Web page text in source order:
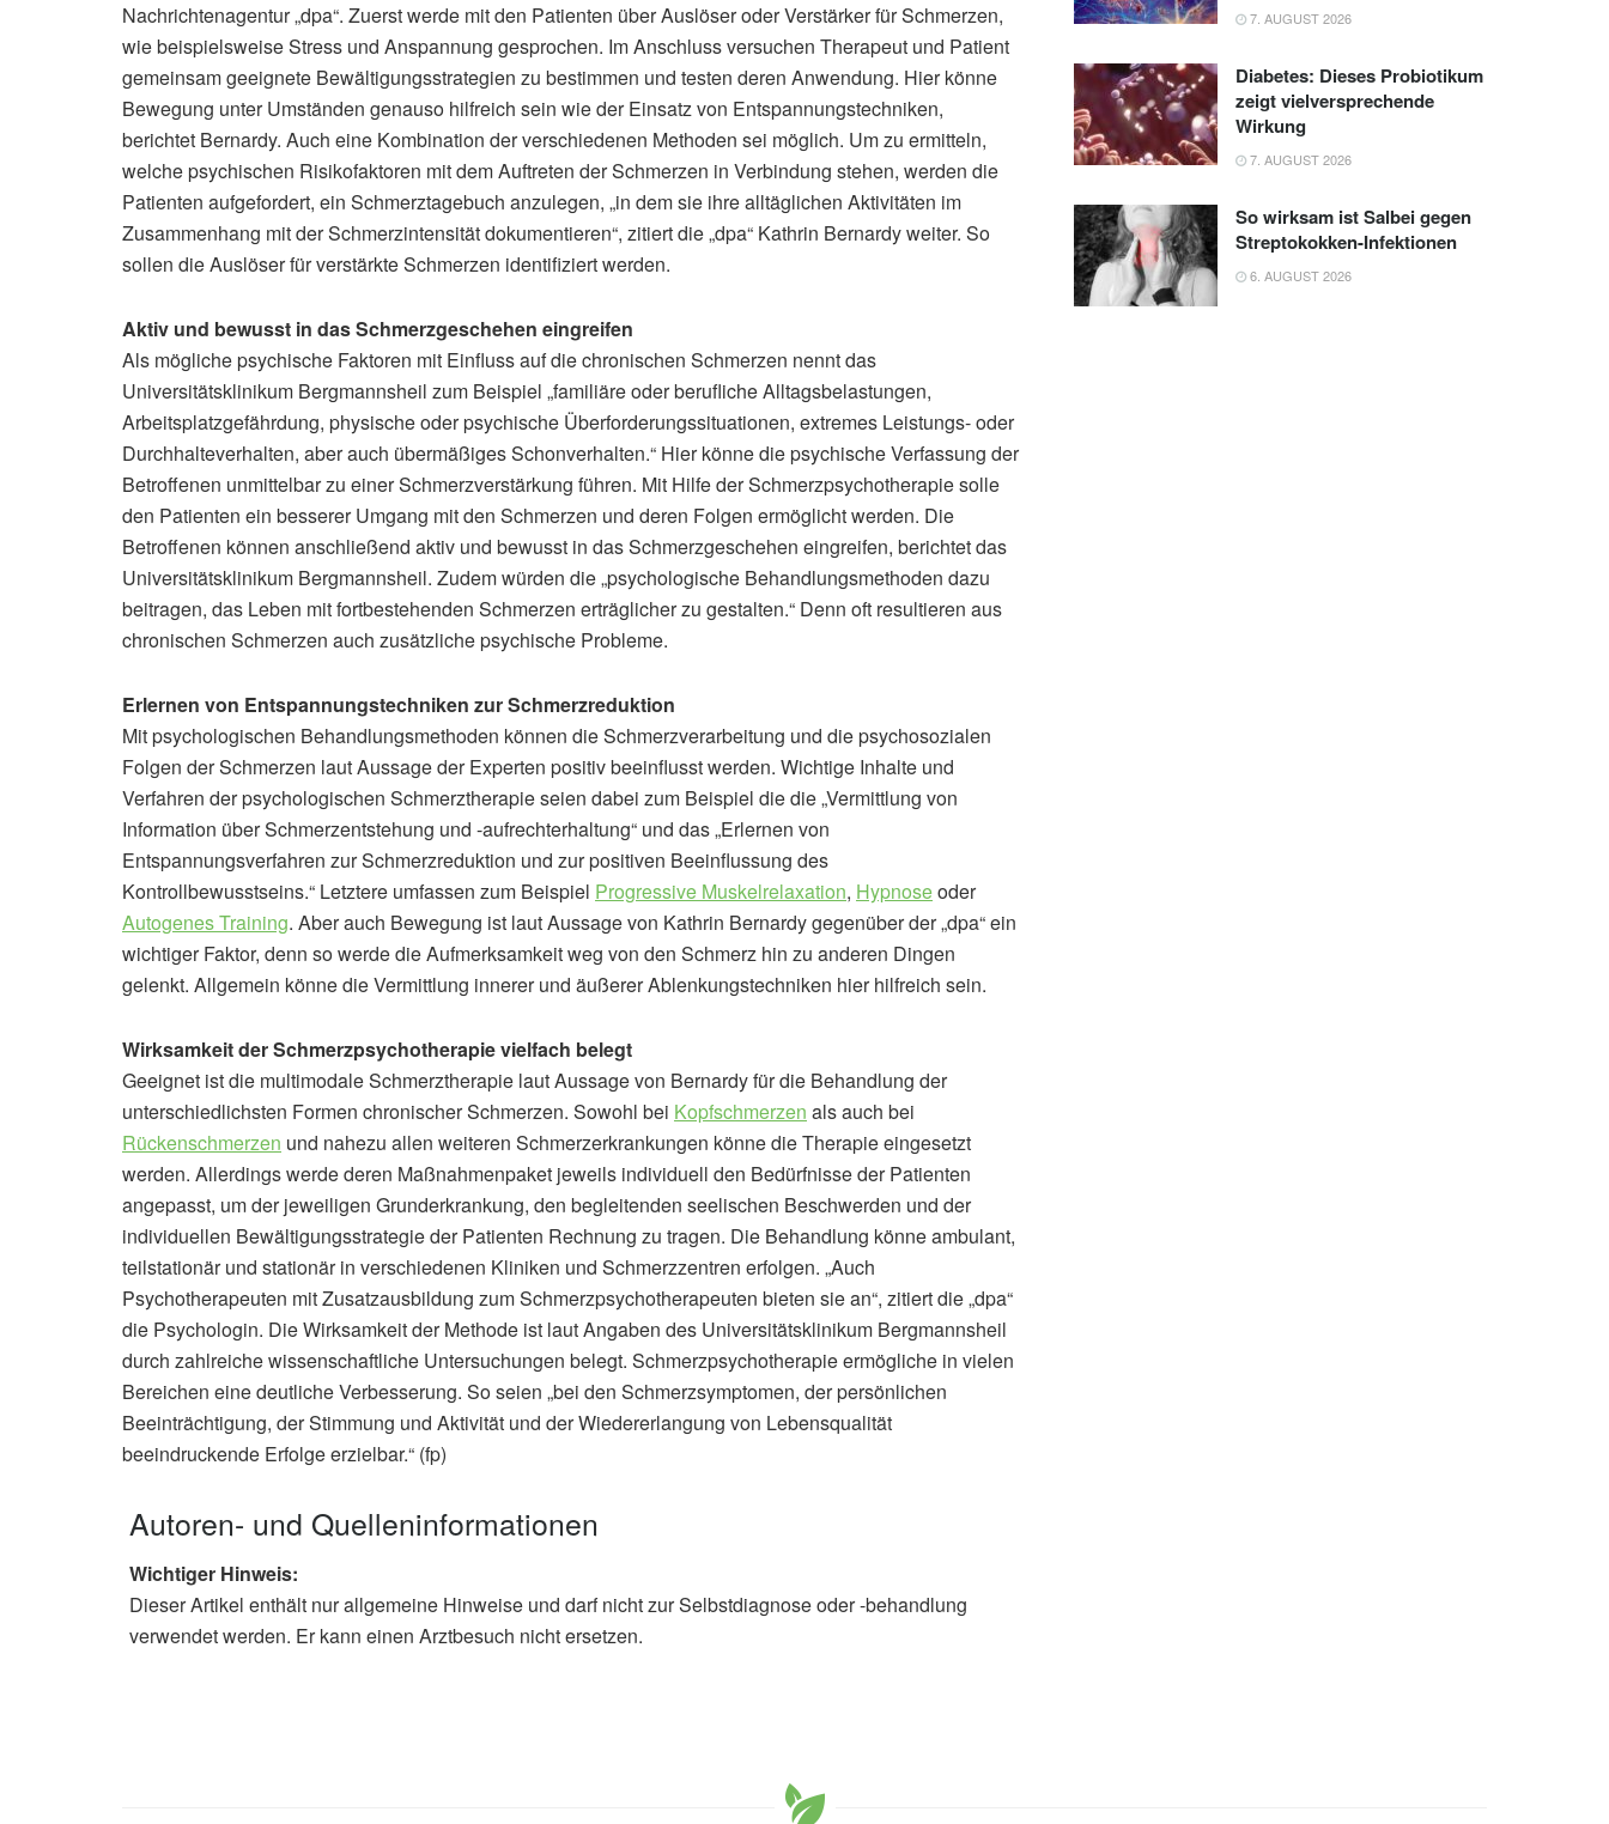
Nachrichtenagentur „dpa“. Zuerst werde mit den Patienten über Auslöser oder Verstärker für Schmerzen,
wie beispielsweise Stress und Anspannung gesprochen. Im Anschluss versuchen Therapeut und Patient
gemeinsam geeignete Bewältigungsstrategien zu bestimmen und testen deren Anwendung. Hier könne
Bewegung unter Umständen genauso hilfreich sein wie der Einsatz von Entspannungstechniken,
berichtet Bernardy. Auch eine Kombination der verschiedenen Methoden sei möglich. Um zu ermitteln,
welche psychischen Risikofaktoren mit dem Auftreten der Schmerzen in Verbindung stehen, werden die
Patienten aufgefordert, ein Schmerztagebuch anzulegen, „in dem sie ihre alltäglichen Aktivitäten im
Zusammenhang mit der Schmerzintensität dokumentieren“, zitiert die „dpa“ Kathrin Bernardy weiter. So
sollen die Auslöser für verstärkte Schmerzen identifiziert werden.
Aktiv und bewusst in das Schmerzgeschehen eingreifen
Als mögliche psychische Faktoren mit Einfluss auf die chronischen Schmerzen nennt das
Universitätsklinikum Bergmannsheil zum Beispiel „familiäre oder berufliche Alltagsbelastungen,
Arbeitsplatzgefährdung, physische oder psychische Überforderungssituationen, extremes Leistungs- oder
Durchhalteverhalten, aber auch übermäßiges Schonverhalten.“ Hier könne die psychische Verfassung der
Betroffenen unmittelbar zu einer Schmerzverstärkung führen. Mit Hilfe der Schmerzpsychotherapie solle
den Patienten ein besserer Umgang mit den Schmerzen und deren Folgen ermöglicht werden. Die
Betroffenen können anschließend aktiv und bewusst in das Schmerzgeschehen eingreifen, berichtet das
Universitätsklinikum Bergmannsheil. Zudem würden die „psychologische Behandlungsmethoden dazu
beitragen, das Leben mit fortbestehenden Schmerzen erträglicher zu gestalten.“ Denn oft resultieren aus
chronischen Schmerzen auch zusätzliche psychische Probleme.
Erlernen von Entspannungstechniken zur Schmerzreduktion
Mit psychologischen Behandlungsmethoden können die Schmerzverarbeitung und die psychosozialen
Folgen der Schmerzen laut Aussage der Experten positiv beeinflusst werden. Wichtige Inhalte und
Verfahren der psychologischen Schmerztherapie seien dabei zum Beispiel die die „Vermittlung von
Information über Schmerzentstehung und -aufrechterhaltung“ und das „Erlernen von
Entspannungsverfahren zur Schmerzreduktion und zur positiven Beeinflussung des
Kontrollbewusstseins.“ Letztere umfassen zum Beispiel Progressive Muskelrelaxation, Hypnoseoder
Autogenes Training. Aber auch Bewegung ist laut Aussage von Kathrin Bernardy gegenüber der „dpa“ ein
wichtiger Faktor, denn so werde die Aufmerksamkeit weg von den Schmerz hin zu anderen Dingen
gelenkt. Allgemein könne die Vermittlung innerer und äußerer Ablenkungstechniken hier hilfreich sein.
Wirksamkeit der Schmerzpsychotherapie vielfach belegt
Geeignet ist die multimodale Schmerztherapie laut Aussage von Bernardy für die Behandlung der
unterschiedlichsten Formen chronischer Schmerzen. Sowohl bei Kopfschmerzen als auch bei
Rückenschmerzen und nahezu allen weiteren Schmerzerkrankungen könne die Therapie eingesetzt
werden. Allerdings werde deren Maßnahmenpaket jeweils individuell den Bedürfnisse der Patienten
angepasst, um der jeweiligen Grunderkrankung, den begleitenden seelischen Beschwerden und der
individuellen Bewältigungsstrategie der Patienten Rechnung zu tragen. Die Behandlung könne ambulant,
teilstationär und stationär in verschiedenen Kliniken und Schmerzzentren erfolgen. „Auch
Psychotherapeuten mit Zusatzausbildung zum Schmerzpsychotherapeuten bieten sie an“, zitiert die „dpa“
die Psychologin. Die Wirksamkeit der Methode ist laut Angaben des Universitätsklinikum Bergmannsheil
durch zahlreiche wissenschaftliche Untersuchungen belegt. Schmerzpsychotherapie ermögliche in vielen
Bereichen eine deutliche Verbesserung. So seien „bei den Schmerzsymptomen, der persönlichen
Beeinträchtigung, der Stimmung und Aktivität und der Wiedererlangung von Lebensqualität
beeindruckende Erfolge erzielbar.“ (fp)
Autoren- und Quelleninformationen
Wichtiger Hinweis:
Dieser Artikel enthält nur allgemeine Hinweise und darf nicht zur Selbstdiagnose oder -behandlung
verwendet werden. Er kann einen Arztbesuch nicht ersetzen.
7. AUGUST 2026
Diabetes: Dieses Probiotikum
zeigt vielversprechende
Wirkung
7. AUGUST 2026
So wirksam ist Salbei gegen
Streptokokken-Infektionen
6. AUGUST 2026